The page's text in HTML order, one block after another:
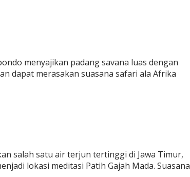
menyajikan padang savana luas dengan
dapat merasakan suasana safari ala Afrika
salah satu air terjun tertinggi di Jawa Timur,
lokasi meditasi Patih Gajah Mada. Suasana